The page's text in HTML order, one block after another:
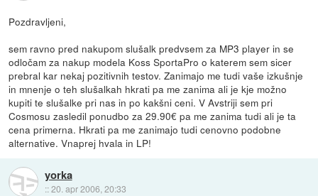
Pozdravljeni,
sem ravno pred nakupom slušalk predvsem za MP3 player in se
odločam za nakup modela Koss SportaPro o katerem sem sicer
prebral kar nekaj pozitivnih testov. Zanimajo me tudi vaše izkušnje
in mnenje o teh slušalkah hkrati pa me zanima ali je kje možno
kupiti te slušalke pri nas in po kakšni ceni. V Avstriji sem pri
Cosmosu zasledil ponudbo za 29.90€ pa me zanima tudi ali je ta
cena primerna. Hkrati pa me zanimajo tudi cenovno podobne
alternative. Vnaprej hvala in LP!
yorka
::20. apr 2006, 20:33